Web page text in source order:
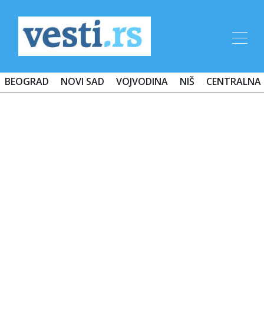
BEOGRAD NOVI SAD VOJVODINA NIŠ CENTRALNA